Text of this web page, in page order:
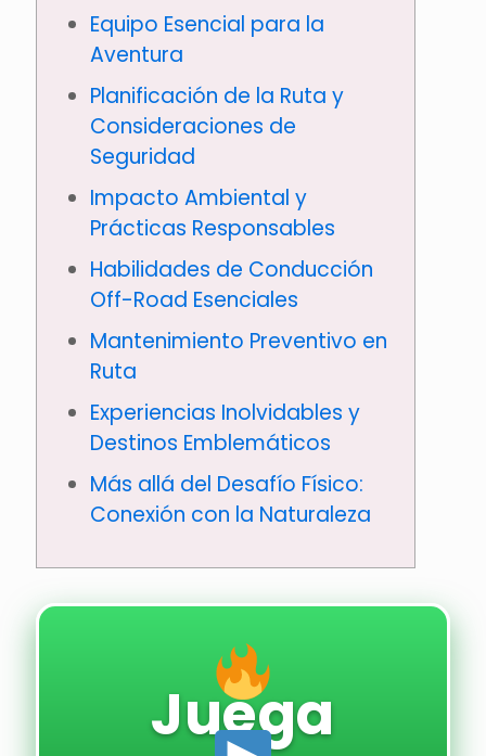
Equipo Esencial para la
Aventura
Planificación de la Ruta y
Consideraciones de
Seguridad
Impacto Ambiental y
Prácticas Responsables
Habilidades de Conducción
Off-Road Esenciales
Mantenimiento Preventivo en
Ruta
Experiencias Inolvidables y
Destinos Emblemáticos
Más allá del Desafío Físico:
Conexión con la Naturaleza
Juega